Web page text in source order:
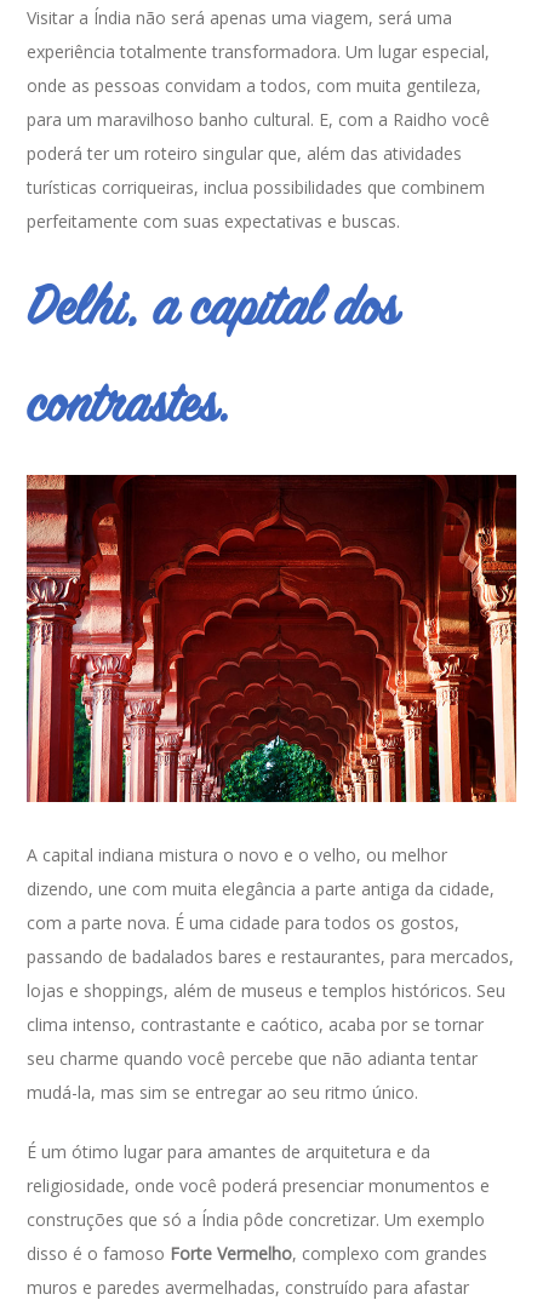
Visitar a Índia não será apenas uma viagem, será uma
experiência totalmente transformadora. Um lugar especial,
onde as pessoas convidam a todos, com muita gentileza,
para um maravilhoso banho cultural. E, com a Raidho você
poderá ter um roteiro singular que, além das atividades
turísticas corriqueiras, inclua possibilidades que combinem
perfeitamente com suas expectativas e buscas.
Delhi, a capital dos
contrastes.
A capital indiana mistura o novo e o velho, ou melhor
dizendo, une com muita elegância a parte antiga da cidade,
com a parte nova. É uma cidade para todos os gostos,
passando de badalados bares e restaurantes, para mercados,
lojas e shoppings, além de museus e templos históricos. Seu
clima intenso, contrastante e caótico, acaba por se tornar
seu charme quando você percebe que não adianta tentar
mudá-la, mas sim se entregar ao seu ritmo único.
É um ótimo lugar para amantes de arquitetura e da
religiosidade, onde você poderá presenciar monumentos e
construções que só a Índia pôde concretizar. Um exemplo
disso é o famoso Forte Vermelho, complexo com grandes
muros e paredes avermelhadas, construído para afastar